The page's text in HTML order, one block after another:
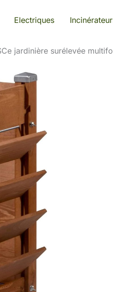
Electriques
jardinière surélevée